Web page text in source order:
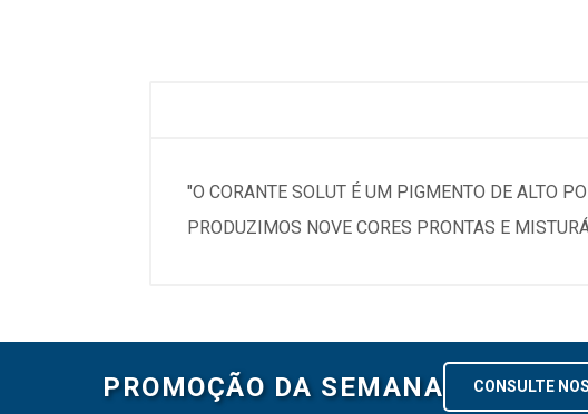
"O CORANTE SOLUT É UM PIGMENTO DE ALTO
PRODUZIMOS NOVE CORES PRONTAS E
PROMOÇÃO DA SEMANA CONSULTE